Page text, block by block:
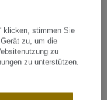
Böden
BEIGE
klicken, stimmen Sie
zu, um die
zu
zu unterstützen.